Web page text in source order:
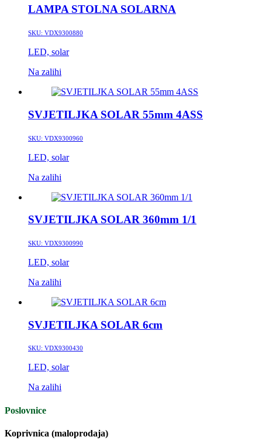
LAMPA STOLNA SOLARNA
SKU: VDX9300880
LED, solar
Na zalihi
SVJETILJKA SOLAR 55mm 4ASS
SKU: VDX9300960
LED, solar
Na zalihi
SVJETILJKA SOLAR 360mm 1/1
SKU: VDX9300990
LED, solar
Na zalihi
SVJETILJKA SOLAR 6cm
SKU: VDX9300430
LED, solar
Na zalihi
Poslovnice
Koprivnica (maloprodaja)